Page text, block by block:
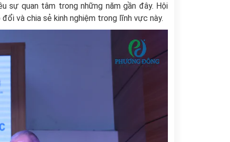
sự quan tâm trong những năm gần đây. Hội
và chia sẻ kinh nghiệm trong lĩnh vực này.